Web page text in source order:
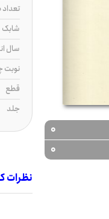
0
0
شابک
سال
نوبت
قطع
جلد
نظرات